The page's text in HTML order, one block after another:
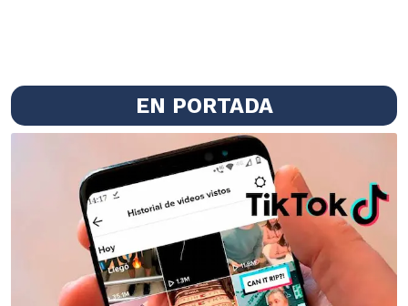
EN PORTADA